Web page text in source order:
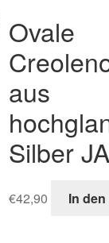
Ovale
aus
Silber
€42,90 In